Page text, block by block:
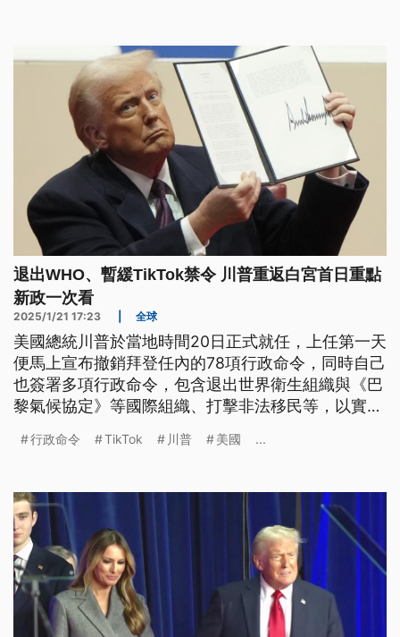
退出WHO、暫緩TikTok禁令 川普重返白宮首日重點
新政一次看
2025/1/21 17:23 全球
美國總統川普於當地時間20日正式就任，上任第一天
便馬上宣布撤銷拜登任內的78項行政命令，同時自己
也簽署多項行政命令，包含退出世界衛生組織與《巴
黎氣候協定》等國際組織、打擊非法移民等，以實施
也宣布將暫緩執行針對TikTok的禁令。川普重返白宮
相關資訊。
行政命令 TikTok 川普 美國 ...